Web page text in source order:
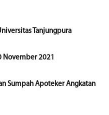
Tanjungpura
November 2021
Sumpah Apoteker Angkatan